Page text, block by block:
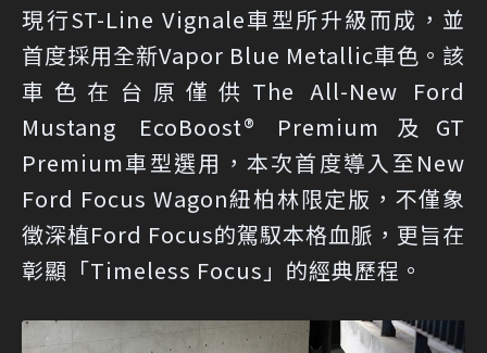
現行ST-Line Vignale車型所升級而成，並
首度採用全新Vapor Blue Metallic車色。該
車色在台原僅供The All-New Ford
Mustang EcoBoost® Premium及GT
Premium車型選用，本次首度導入至New
Ford Focus Wagon紐柏林限定版，不僅象
徵深植Ford Focus的駕馭本格血脈，更旨在
彰顯「Timeless Focus」的經典歷程。